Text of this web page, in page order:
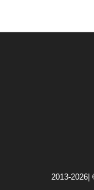
2013-